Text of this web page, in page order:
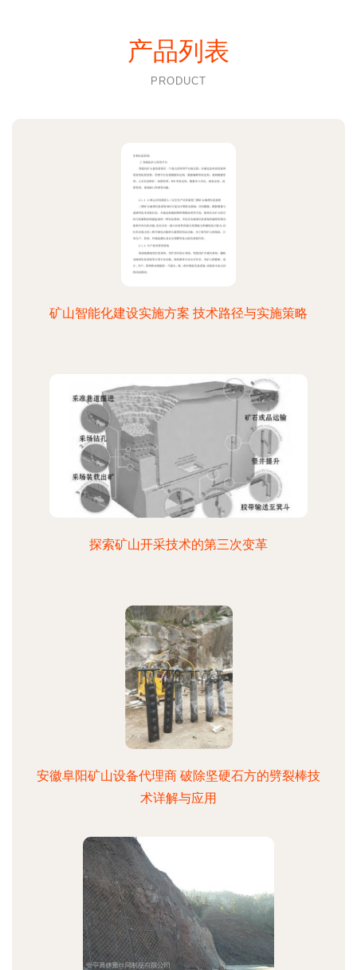
产品列表
PRODUCT
矿山智能化建设实施方案 技术路径与实施策略
探索矿山开采技术的第三次变革
安徽阜阳矿山设备代理商 破除坚硬石方的劈裂棒技
术详解与应用